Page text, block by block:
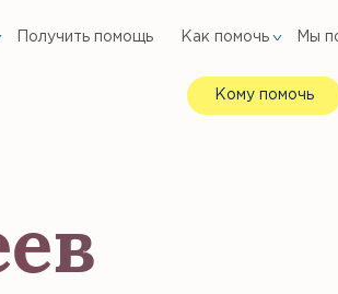
Получить помощь Как помочь Мы
Кому помочь